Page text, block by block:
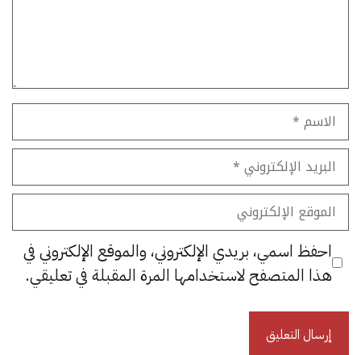
الاسم
البريد
الإلكتروني
الموقع
الإلكتروني
احفظ اسمي، بريدي الإلكتروني، والموقع الإلكتروني في
هذا المتصفح لاستخدامها المرة المقبلة في تعليقي.